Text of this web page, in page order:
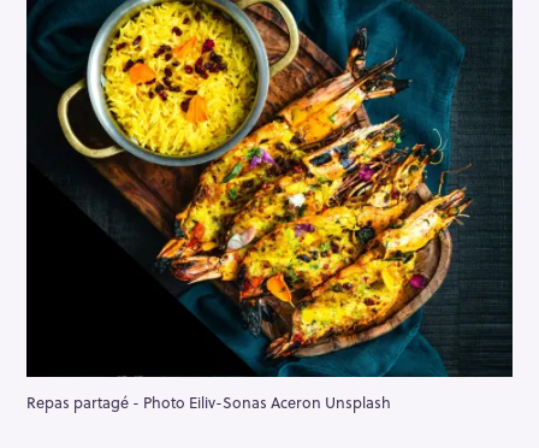
Repas partagé - Photo Eiliv-Sonas Aceron Unsplash